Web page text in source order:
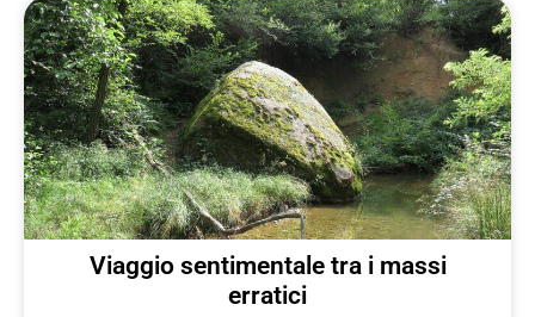
Viaggio sentimentale tra i massi
erratici